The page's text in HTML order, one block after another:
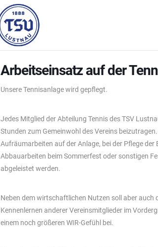
Arbeitseinsatz auf der
Unsere Tennisanlage wird gepflegt.
Jedes Mitglied der Abteilung Tennis des TSV
Stunden zum Gemeinwohl des Vereins
Aufräumarbeiten auf der Anlage, bei der Pflege
Abbauarbeiten beim Sommerfest oder sonstigen
abgeleistet werden.
Neben dem wirtschaftlichen Nutzen soll aber
Kennenlernen anderer Vereinsmitglieder im
einem noch größeren WIR-Gefühl bei.